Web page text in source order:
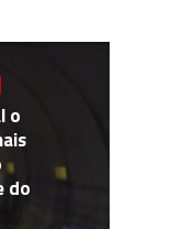
o
do